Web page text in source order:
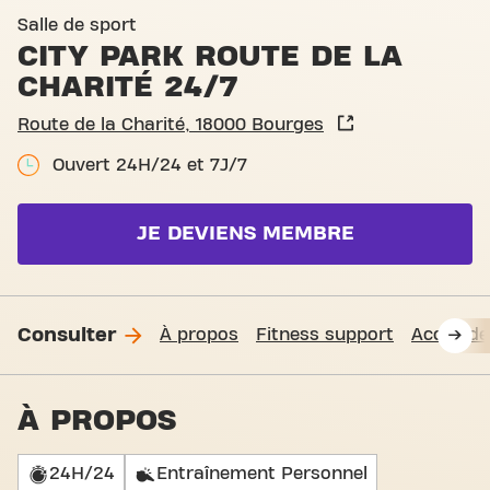
Salle de sport
CITY PARK ROUTE DE LA
CHARITÉ 24/7
Route de la Charité, 18000 Bourges
Ouvert 24H/24 et 7J/7
JE DEVIENS MEMBRE
Consulter À propos Fitness support Accès
À PROPOS
24H/24 Entraînement Personnel